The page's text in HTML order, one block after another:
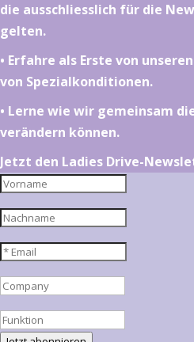
die ausschliesslich für die
gelten.
•⁠ ⁠⁠Erfahre als Erste von
von Spezialkonditionen.
•⁠ ⁠⁠Lerne wie wir gemeinsam
verändern können.
Jetzt den Ladies Drive-